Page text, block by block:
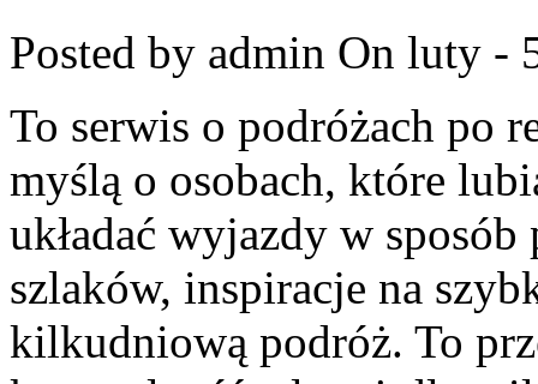
Posted by admin On luty -
To serwis o podróżach po
myślą o osobach, które
układać wyjazdy w
szlaków, inspiracje na
kilkudniową podróż. To